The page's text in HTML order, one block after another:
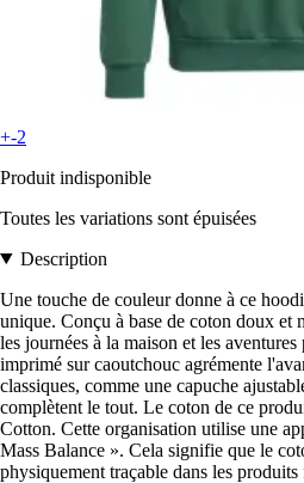
+-2
Produit indisponible
Toutes les variations sont épuisées
Description
Une touche de couleur donne à ce
unique. Conçu à base de coton doux et
les journées à la maison et les
imprimé sur caoutchouc agrémente
classiques, comme une capuche
complètent le tout. Le coton de ce
Cotton. Cette organisation utilise une
Mass Balance ». Cela signifie que le
physiquement traçable dans les